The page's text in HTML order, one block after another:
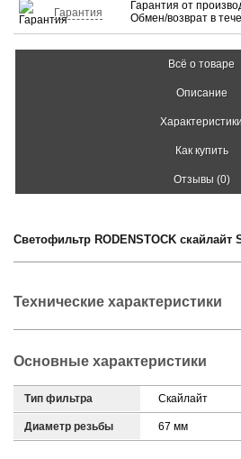
Гарантия
Гарантия от
Обмен/возврат в
Всё о товаре
Описание
Характеристики
Как купить
Отзывы (0)
Светофильтр RODENSTOCK скайлайт
Технические характеристики
Основные характеристики
Тип фильтра Скайлайт
Диаметр резьбы 67 мм